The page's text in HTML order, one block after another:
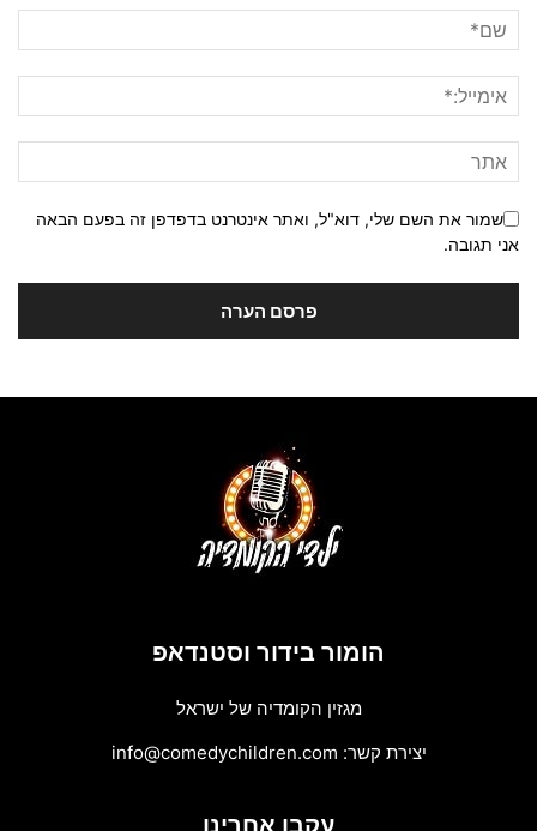
שמור את השם שלי, דוא"ל, ואתר אינטרנט בדפדפן זה בפעם הבאה
אני תגובה.
הומור בידור וסטנדאפ
מגזין הקומדיה של ישראל
יצירת קשר: info@comedychildren.com
עקבו אחרינו